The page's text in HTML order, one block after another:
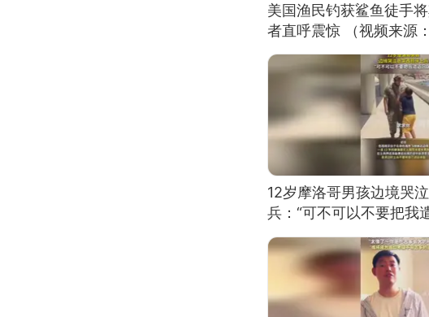
美国渔民钓获鲨鱼徒手
者直呼震惊 （视频来源
12岁摩洛哥男孩边境哭
兵：“可不可以不要把我